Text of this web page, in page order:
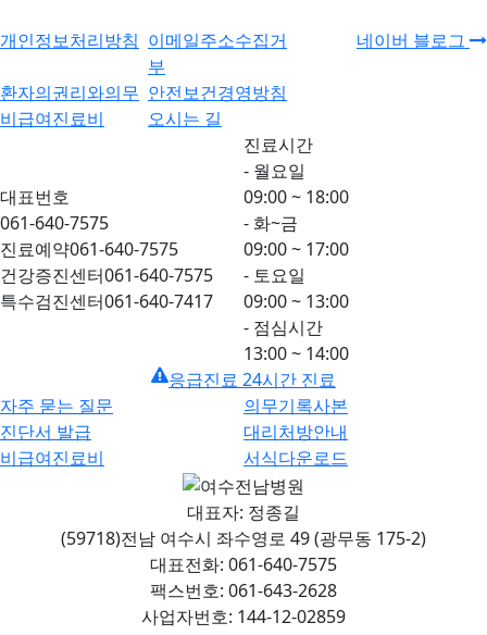
개인정보처리방침 이메일주소수집거
부
환자의권리와의무 안전보건경영방침
비급여진료비
오시는 길
네이버 블로그
대표번호
061-640-7575
진료예약061-640-7575
건강증진센터061-640-7575
특수검진센터061-640-7417
진료시간
- 월요일
09:00 ~ 18:00
- 화~금
09:00 ~ 17:00
- 토요일
09:00 ~ 13:00
- 점심시간
13:00 ~ 14:00
응급진료 24시간 진료
자주 묻는 질문
의무기록사본
진단서 발급
대리처방안내
비급여진료비
서식다운로드
대표자: 정종길
(59718)전남 여수시 좌수영로 49 (광무동 175-2)
대표전화: 061-640-7575
팩스번호: 061-643-2628
사업자번호: 144-12-02859